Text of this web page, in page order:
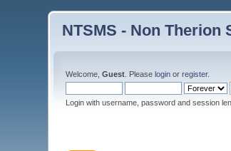
NTSMS - Non Therion
Welcome,Guest . Pleaselogin orregister.
Login with username, password and session